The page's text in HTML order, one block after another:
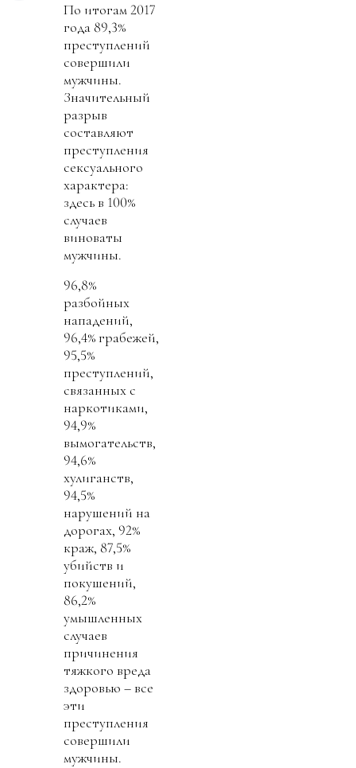
По итогам 2017
года 89,3%
преступлений
совершили
мужчины.
Значительный
разрыв
составляют
преступления
сексуального
характера:
здесь в 100%
случаев
виноваты
мужчины.
96,8%
разбойных
нападений,
96,4% грабежей,
95,5%
преступлений,
связанных с
наркотиками,
94,9%
вымогательств,
94,6%
хулиганств,
94,5%
нарушений на
дорогах, 92%
краж, 87,5%
убийств и
покушений,
86,2%
умышленных
случаев
причинения
тяжкого вреда
здоровью – все
эти
преступления
совершили
мужчины.